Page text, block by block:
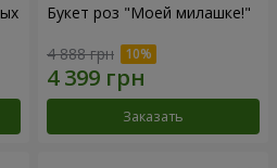
Букет роз "Моей милашке!"
4 888 грн
Заказать